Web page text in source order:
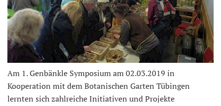
Am 1. Genbänkle Symposium am 02.03.2019 in
Kooperation mit dem Botanischen Garten Tübingen
lernten sich zahlreiche Initiativen und Projekte